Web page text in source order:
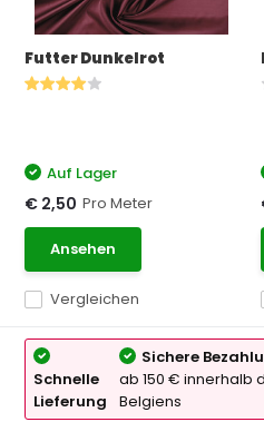
Futter Dunkelrot
Vergleichen
Auf Lager
€ 2,50 Pro Meter
Ansehen
Schnelle
Lieferung
Sichere
ab 150 € innerhalb
Belgiens